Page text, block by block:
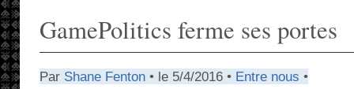
GamePolitics ferme ses portes
Par Shane Fenton • le 5/4/2016 • Entre nous •